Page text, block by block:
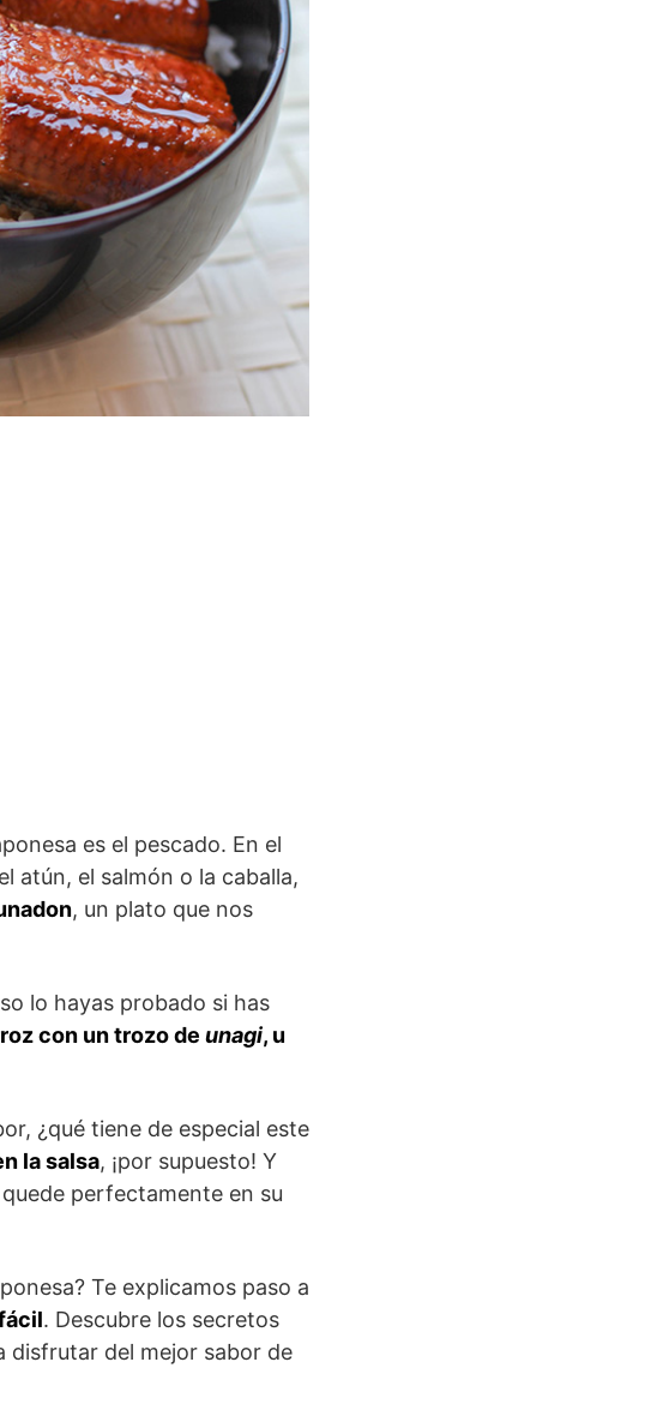
es el pescado. En el
atún, el salmón o la caballa,
, un plato que nos
lo hayas probado si has
con un trozo de unagi, u
¿qué tiene de especial este
la salsa, ¡por supuesto! Y
perfectamente en su
Te explicamos paso a
. Descubre los secretos
disfrutar del mejor sabor de